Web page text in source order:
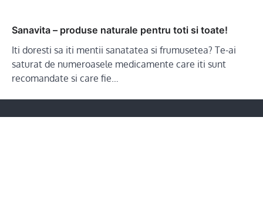
Sanavita – produse naturale pentru toti si toate!
Iti doresti sa iti mentii sanatatea si frumusetea? Te-ai
saturat de numeroasele medicamente care iti sunt
recomandate si care fie…